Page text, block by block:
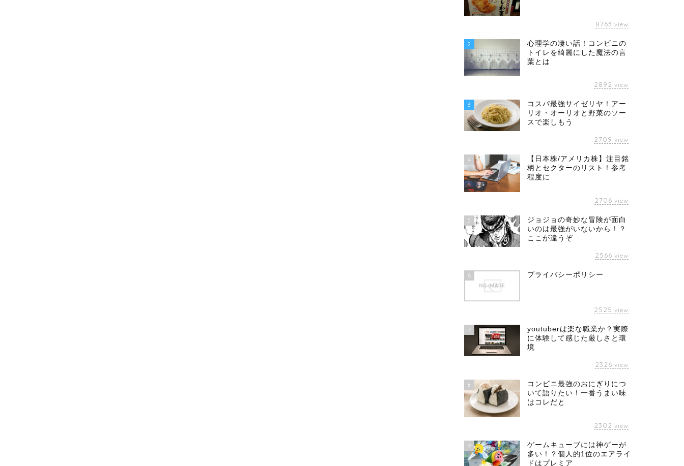
8763 view
2
心理学の凄い話！コンビニの
トイレを綺麗にした魔法の言
葉とは
2892 view
3
コスパ最強サイゼリヤ！アー
リオ・オーリオと野菜のソー
スで楽しもう
2709 view
4
【日本株/アメリカ株】注目銘
柄とセクターのリスト！参考
程度に
2706 view
5
ジョジョの奇妙な冒険が面白
いのは最強がいないから！？
ここが違うぞ
2566 view
6 プライバシーポリシー
2525 view
7
youtuberは楽な職業か？実際
に体験して感じた厳しさと環
境
2326 view
8
コンビニ最強のおにぎりにつ
いて語りたい！一番うまい味
はコレだと
2302 view
9
ゲームキューブには神ゲーが
多い！？個人的1位のエアライ
ドはプレミア